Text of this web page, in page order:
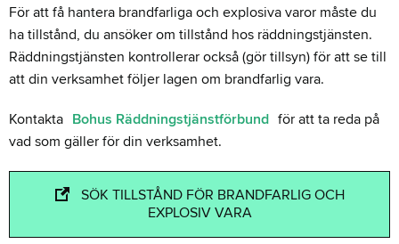
För att få hantera brandfarliga och explosiva varor måste du
ha tillstånd, du ansöker om tillstånd hos räddningstjänsten.
Räddningstjänsten kontrollerar också (gör tillsyn) för att se till
att din verksamhet följer lagen om brandfarlig vara.
Kontakta Bohus Räddningstjänstförbund för att ta reda på
vad som gäller för din verksamhet.
SÖK TILLSTÅND FÖR BRANDFARLIG OCH
EXPLOSIV VARA